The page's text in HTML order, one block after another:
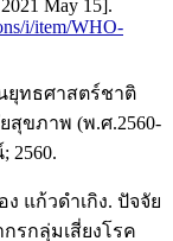
May 15].
i/item/WHO-
ยุทธศาสตร์ชาติ
สุขภาพ (พ.ศ.2560-
2560.
แก้วดำเกิง. ปัจจัย
รกลุ่มเสี่ยงโรค